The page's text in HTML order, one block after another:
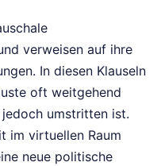
verweisen auf ihre
In diesen Klauseln
oft weitgehend
umstritten ist.
im virtuellen Raum
neue politische